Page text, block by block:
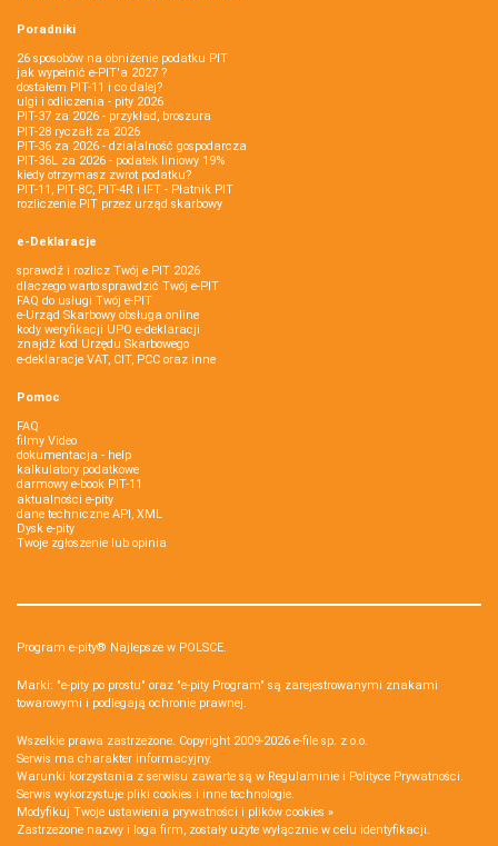
Poradniki
26 sposobów na obniżenie podatku PIT
jak wypełnić e-PIT'a 2027 ?
dostałem PIT-11 i co dalej?
ulgi i odliczenia - pity 2026
PIT-37 za 2026 - przykład, broszura
PIT-28 ryczałt za 2026
PIT-36 za 2026 - działalność gospodarcza
PIT-36L za 2026 - podatek liniowy 19%
kiedy otrzymasz zwrot podatku?
PIT-11, PIT-8C, PIT-4R i IFT - Płatnik PIT
rozliczenie PIT przez urząd skarbowy
e-Deklaracje
sprawdź i rozlicz Twój e PIT 2026
dlaczego warto sprawdzić Twój e-PIT
FAQ do usługi Twój e-PIT
e-Urząd Skarbowy obsługa online
kody weryfikacji UPO e-deklaracji
znajdź kod Urzędu Skarbowego
e-deklaracje VAT, CIT, PCC oraz inne
Pomoc
FAQ
filmy Video
dokumentacja - help
kalkulatory podatkowe
darmowy e-book PIT-11
aktualności e-pity
dane techniczne API, XML
Dysk e-pity
Twoje zgłoszenie lub opinia
Program e-pity® Najlepsze w POLSCE.
Marki: "e-pity po prostu" oraz "e-pity Program" są zarejestrowanymi znakami
towarowymi i podlegają ochronie prawnej.
Wszelkie prawa zastrzeżone. Copyright 2009-2026 e-file sp. z o.o.
Serwis ma charakter informacyjny.
Warunki korzystania z serwisu zawarte są w Regulaminie i Polityce Prywatności.
Serwis wykorzystuje pliki cookies i inne technologie.
Modyfikuj Twoje ustawienia prywatności i plików cookies »
Zastrzeżone nazwy i loga firm, zostały użyte wyłącznie w celu identyfikacji.